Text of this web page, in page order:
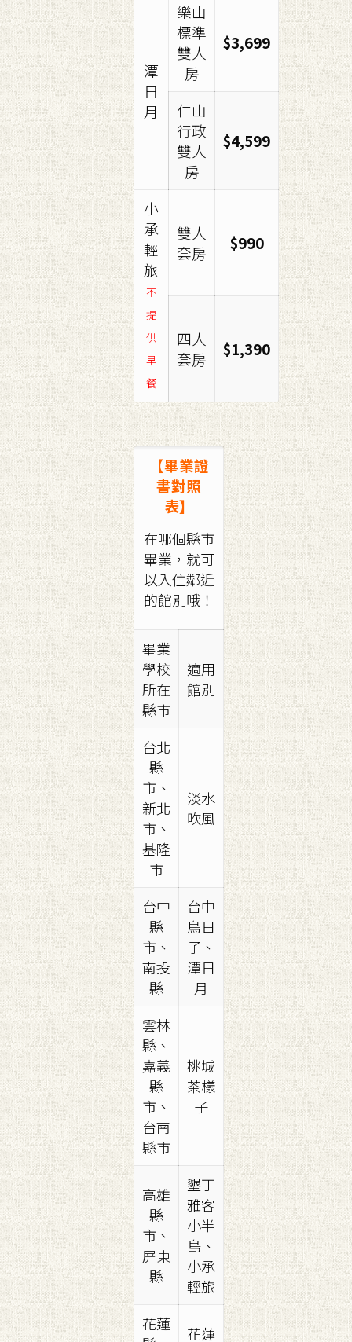
潭
日
月
樂山
標準
雙人
房
$3,699
仁山
行政
雙人
房
$4,599
小
承
輕
旅
不
提
供
早
餐
雙人
套房
$990
四人
套房
$1,390
【畢業證
書對照
表】
在哪個縣市
畢業，就可
以入住鄰近
的館別哦！
畢業
學校
所在
縣市
適用
館別
台北
縣
市、
新北
市、
基隆
市
淡水
吹風
台中
縣
市、
南投
縣
台中
鳥日
子、
潭日
月
雲林
縣、
嘉義
縣
市、
台南
縣市
桃城
茶樣
子
高雄
縣
市、
屏東
縣
墾丁
雅客
小半
島、
小承
輕旅
花蓮
花蓮